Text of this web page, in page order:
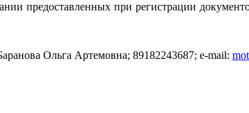
предоставленных при регистрации
Ольга Артемовна; 89182243687; e-mail: